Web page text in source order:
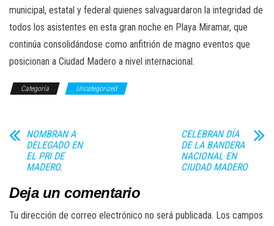
municipal, estatal y federal quienes salvaguardaron la integridad de
todos los asistentes en esta gran noche en Playa Miramar, que
continúa consolidándose como anfitrión de magno eventos que
posicionan a Ciudad Madero a nivel internacional.
Categoría Uncategorized
NOMBRAN A
DELEGADO EN
EL PRI DE
MADERO.
CELEBRAN DÍA
DE LA BANDERA
NACIONAL EN
CIUDAD MADERO
Deja un comentario
Tu dirección de correo electrónico no será publicada. Los campos